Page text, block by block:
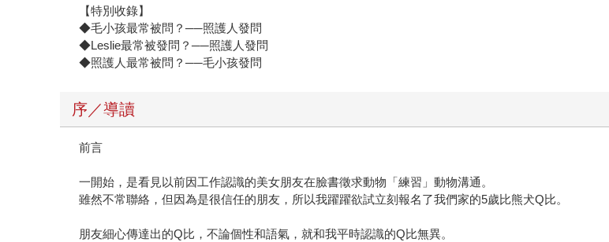
【特別收錄】
◆毛小孩最常被問？──照護人發問
◆Leslie最常被發問？──照護人發問
◆照護人最常被問？──毛小孩發問
序／導讀
前言
一開始，是看見以前因工作認識的美女朋友在臉書徵求動物「練習」動物溝通。
雖然不常聯絡，但因為是很信任的朋友，所以我躍躍欲試立刻報名了我們家的5歲比熊犬Q比。
朋友細心傳達出的Q比，不論個性和語氣，就和我平時認識的Q比無異。